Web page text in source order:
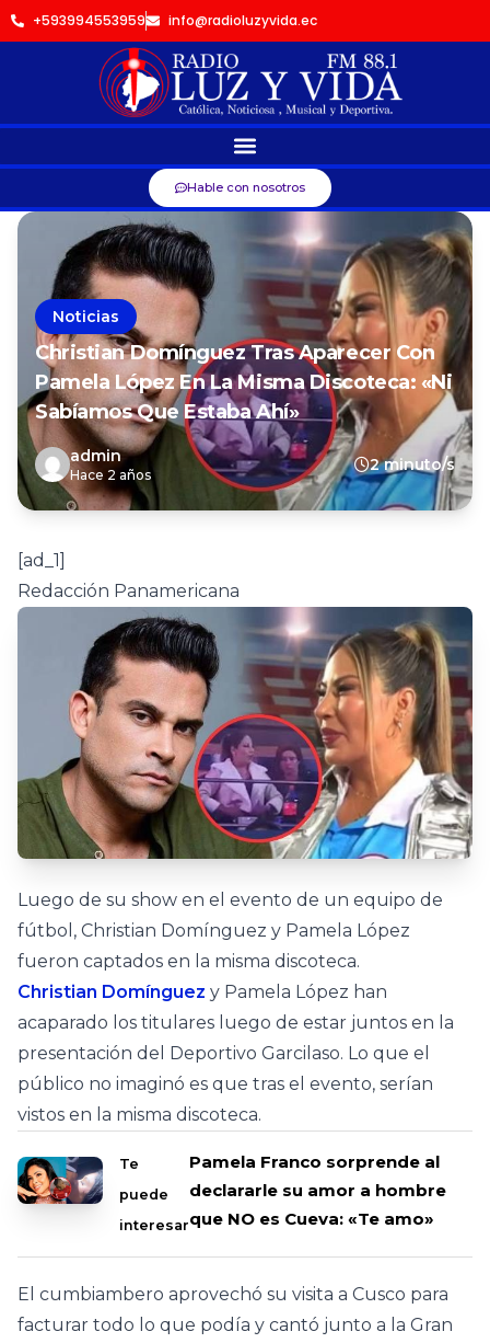
+593994553959 info@radioluzyvida.ec
Hable con nosotros
Noticias
Christian Domínguez Tras Aparecer Con
Pamela López En La Misma Discoteca: «Ni
Sabíamos Que Estaba Ahí»
admin
Hace 2 años
2 minuto/s
[ad_1]
Redacción Panamericana
Luego de su show en el evento de un equipo de
fútbol, Christian Domínguez y Pamela López
fueron captados en la misma discoteca.
Christian Domínguez y Pamela López han
acaparado los titulares luego de estar juntos en la
presentación del Deportivo Garcilaso. Lo que el
público no imaginó es que tras el evento, serían
vistos en la misma discoteca.
Te
puede
interesar
Pamela Franco sorprende al
declararle su amor a hombre
que NO es Cueva: «Te amo»
El cumbiambero aprovechó su visita a Cusco para
facturar todo lo que podía y cantó junto a la Gran